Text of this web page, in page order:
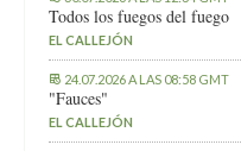
Todos los fuegos del fuego
EL CALLEJÓN
24.07.2026 A LAS 08:58 GMT
"Fauces"
EL CALLEJÓN